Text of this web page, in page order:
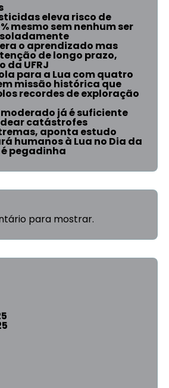
eleva risco de
mesmo sem nenhum ser
o aprendizado mas
de longo prazo,
da UFRJ
para a Lua com quatro
missão histórica que
recordes de exploração
já é suficiente
catástrofes
aponta estudo
humanos à Lua no Dia da
pegadinha
para mostrar.